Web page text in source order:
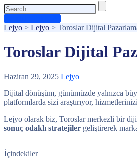
Search
for:
Lejyo > Lejyo > Toroslar Dijital
Toroslar Dijital
Haziran 29, 2025 Lejyo
Dijital dönüşüm, günümüzde yalnızca
platformlarda sizi araştırıyor,
Lejyo olarak biz, Toroslar merkezli bir
sonuç odaklı stratejiler geliştirerek
İçindekiler